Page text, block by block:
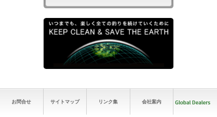
お問合せ サイトマップ リンク集 会社案内